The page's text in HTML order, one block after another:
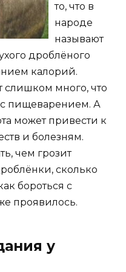
то, что в
народе
называют
дроблёного
калорий.
слишком много, что
пищеварением. А
может привести к
и болезням.
чем грозит
сколько
бороться с
проявилось.
у